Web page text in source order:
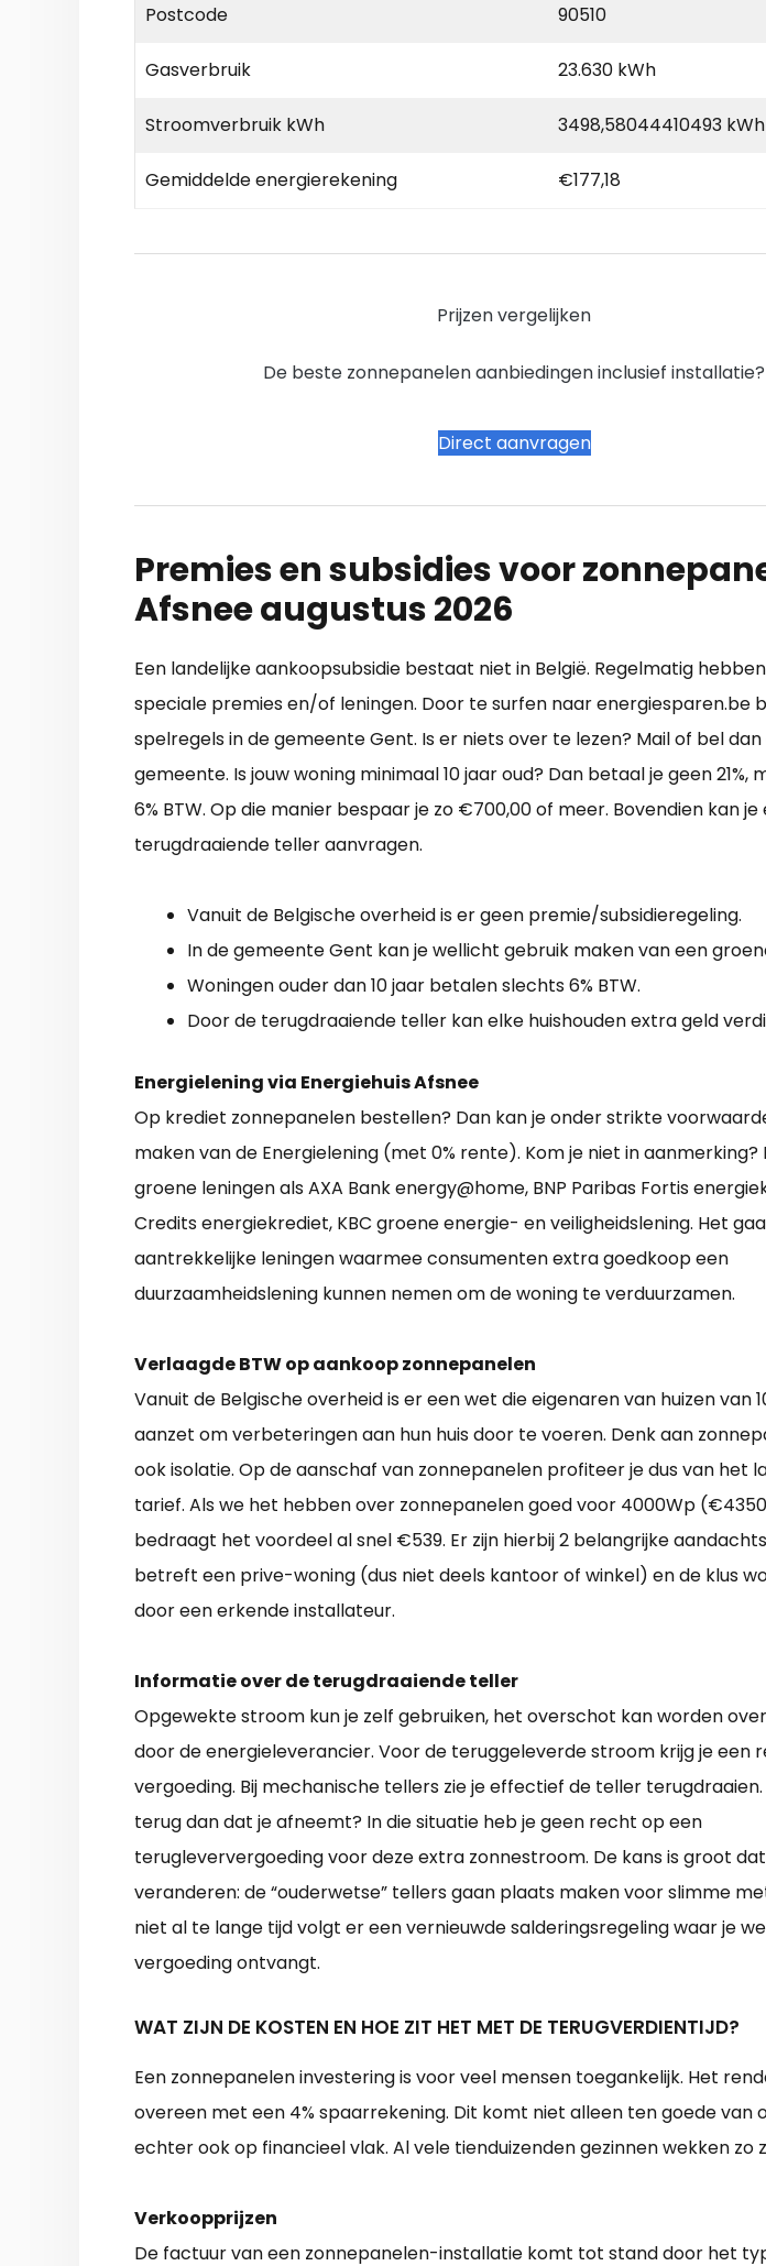
Postcode 90510
Gasverbruik 23.630 kWh
Stroomverbruik kWh 3498,58044410493 kWh
Gemiddelde energierekening €177,18
Prijzen vergelijken
De beste zonnepanelen aanbiedingen inclusief installatie?
Direct aanvragen
Premies en subsidies voor
Afsnee augustus 2026
Een landelijke aankoopsubsidie bestaat niet in België. Regelmatig
speciale premies en/of leningen. Door te surfen naar energiesparen.be
spelregels in de gemeente Gent. Is er niets over te lezen? Mail of bel dan
gemeente. Is jouw woning minimaal 10 jaar oud? Dan betaal je geen 21%,
6% BTW. Op die manier bespaar je zo €700,00 of meer. Bovendien kan je
terugdraaiende teller aanvragen.
Vanuit de Belgische overheid is er geen premie/subsidieregeling.
In de gemeente Gent kan je wellicht gebruik maken van een
Woningen ouder dan 10 jaar betalen slechts 6% BTW.
Door de terugdraaiende teller kan elke huishouden extra geld
Energielening via Energiehuis Afsnee
Op krediet zonnepanelen bestellen? Dan kan je onder strikte
maken van de Energielening (met 0% rente). Kom je niet in aanmerking?
groene leningen als AXA Bank energy@home, BNP Paribas Fortis
Credits energiekrediet, KBC groene energie- en veiligheidslening. Het
aantrekkelijke leningen waarmee consumenten extra goedkoop een
duurzaamheidslening kunnen nemen om de woning te verduurzamen.
Verlaagde BTW op aankoop zonnepanelen
Vanuit de Belgische overheid is er een wet die eigenaren van huizen van
aanzet om verbeteringen aan hun huis door te voeren. Denk aan
ook isolatie. Op de aanschaf van zonnepanelen profiteer je dus van het
tarief. Als we het hebben over zonnepanelen goed voor 4000Wp
bedraagt het voordeel al snel €539. Er zijn hierbij 2 belangrijke
betreft een prive-woning (dus niet deels kantoor of winkel) en de klus
door een erkende installateur.
Informatie over de terugdraaiende teller
Opgewekte stroom kun je zelf gebruiken, het overschot kan worden
door de energieleverancier. Voor de teruggeleverde stroom krijg je een
vergoeding. Bij mechanische tellers zie je effectief de teller
terug dan dat je afneemt? In die situatie heb je geen recht op een
terugleververgoeding voor deze extra zonnestroom. De kans is groot
veranderen: de “ouderwetse” tellers gaan plaats maken voor slimme
niet al te lange tijd volgt er een vernieuwde salderingsregeling waar je
vergoeding ontvangt.
WAT ZIJN DE KOSTEN EN HOE ZIT HET MET DE TERUGVERDIENTIJD?
Een zonnepanelen investering is voor veel mensen toegankelijk. Het
overeen met een 4% spaarrekening. Dit komt niet alleen ten goede van
echter ook op financieel vlak. Al vele tienduizenden gezinnen wekken zo
Verkoopprijzen
De factuur van een zonnepanelen-installatie komt tot stand door het